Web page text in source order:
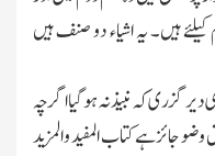
ہیں۔ یہ اشیاء دو صنف ہیں
گزری کہ نبیذ نہ ہوگیا اگرچہ
جائز ہے کتاب المفید والمزید